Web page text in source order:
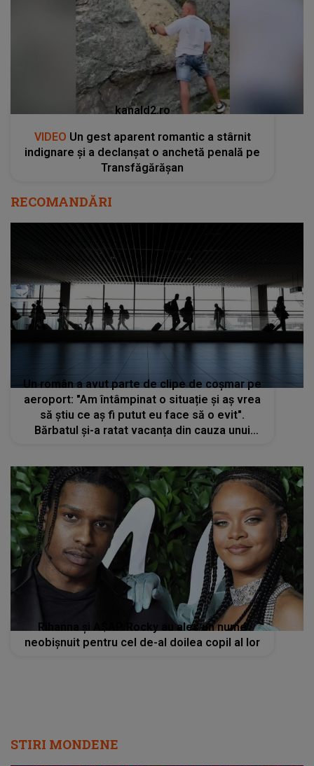
kanald2.ro
VIDEO Un gest aparent romantic a stârnit
indignare și a declanșat o anchetă penală pe
Transfăgărășan
RECOMANDĂRI
Un român a avut parte de clipe de coșmar pe
aeroport: "Am întâmpinat o situație și aș vrea
să știu ce aș fi putut eu face să o evit".
Bărbatul și-a ratat vacanța din cauza unui
Rihanna și A$AP Rocky au ales un nume
neobișnuit pentru cel de-al doilea copil al lor
STIRI MONDENE